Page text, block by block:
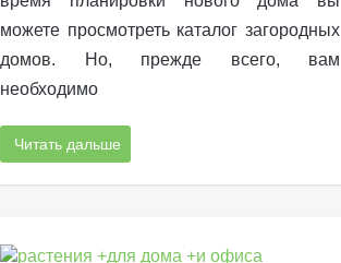
можете просмотреть каталог загородных
домов. Но, прежде всего, вам
необходимо
Читать дальше